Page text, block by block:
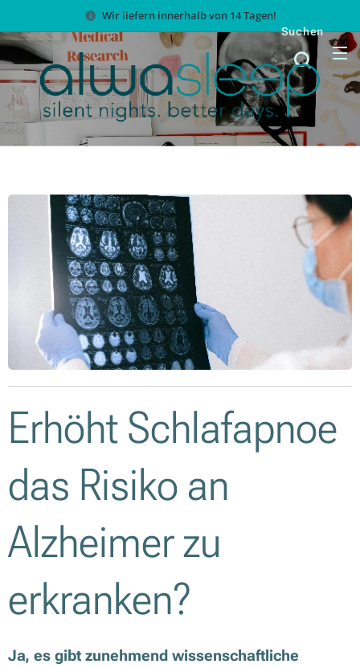
Wir liefern innerhalb von 14 Tagen!
Suchen
Erhöht Schlafapnoe
das Risiko an
Alzheimer zu
erkranken?
Ja, es gibt zunehmend wissenschaftliche